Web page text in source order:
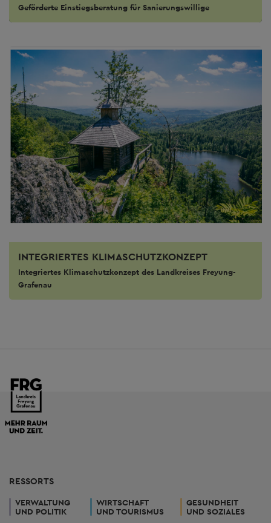
Geförderte Einstiegsberatung für Sanierungswillige
INTEGRIERTES KLIMASCHUTZKONZEPT
Integriertes Klimaschutzkonzept des Landkreises Freyung-
Grafenau
RESSORTS
VERWALTUNG
UND POLITIK
WIRTSCHAFT
UND TOURISMUS
GESUNDHEIT
UND SOZIALES